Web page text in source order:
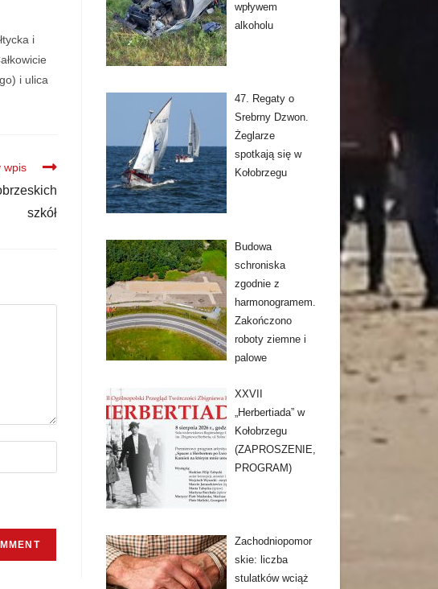
i
i ulica
wpis
szkół
wpływem
alkoholu
47. Regaty o
Srebrny Dzwon.
Żeglarze
spotkają się w
Kołobrzegu
Budowa
schroniska
zgodnie z
harmonogramem.
Zakończono
roboty ziemne i
palowe
XXVII
„Herbertiada” w
Kołobrzegu
(ZAPROSZENIE,
PROGRAM)
Zachodniopomor
skie: liczba
stulatków wciąż